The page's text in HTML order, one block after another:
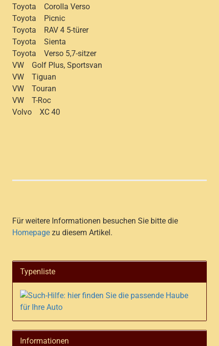
Toyota Corolla Verso
Toyota Picnic
Toyota RAV 4 5-türer
Toyota Sienta
Toyota Verso 5,7-sitzer
VW Golf Plus, Sportsvan
VW Tiguan
VW Touran
VW T-Roc
Volvo XC 40
Für weitere Informationen besuchen Sie bitte die
Homepage zu diesem Artikel.
Typenliste
Informationen